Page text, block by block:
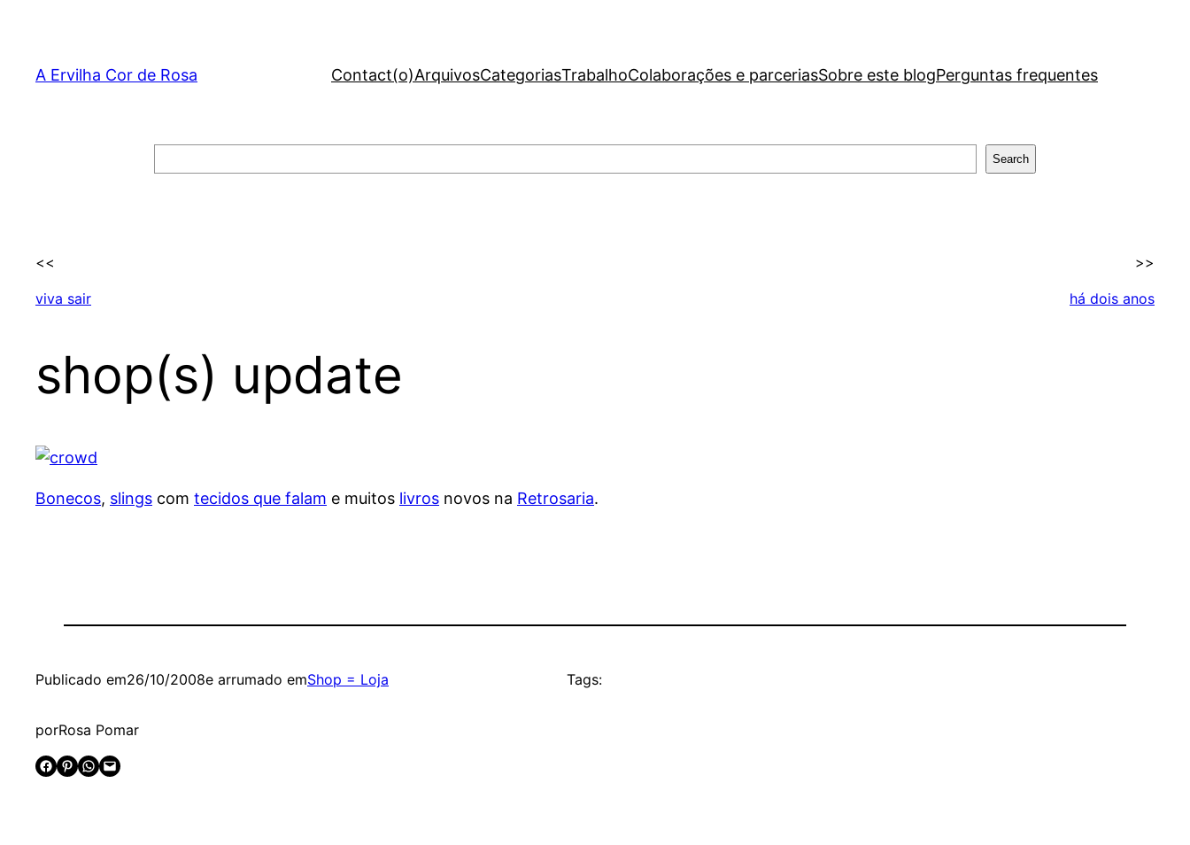
content
A Ervilha Cor de Rosa Contact(o)ArquivosCategoriasTrabalhoColaborações e parceriasSobre este blogPerguntas frequentes
Search
<<
viva sair
>>
há dois anos
shop(s) update
Bonecos, slings com tecidos que falam e muitos livros novos na Retrosaria.
Publicado em26/10/2008e arrumado emShop = Loja
porRosa Pomar
Share on Facebook
Share on Pinterest Share on WhatsApp Email this Page
Tags: